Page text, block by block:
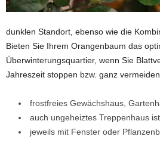
dunklen Standort, ebenso wie die
Bieten Sie Ihrem Orangenbaum das
Überwinterungsquartier, wenn Sie
Jahreszeit stoppen bzw. ganz
frostfreies Gewächshaus,
auch ungeheiztes Treppenhaus
jeweils mit Fenster oder